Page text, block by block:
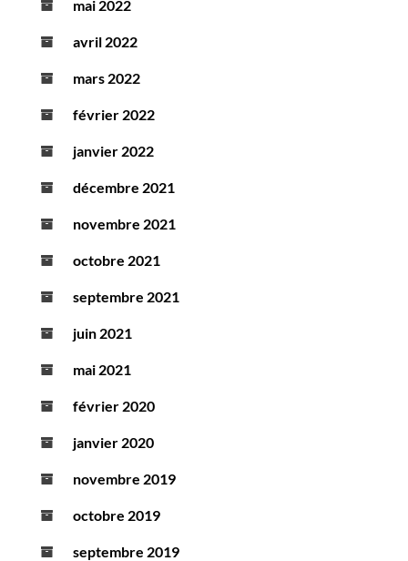
mai 2022
avril 2022
mars 2022
février 2022
janvier 2022
décembre 2021
novembre 2021
octobre 2021
septembre 2021
juin 2021
mai 2021
février 2020
janvier 2020
novembre 2019
octobre 2019
septembre 2019